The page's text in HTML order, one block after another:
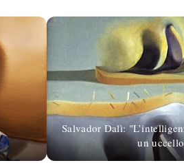
Salvador Dalì:
un